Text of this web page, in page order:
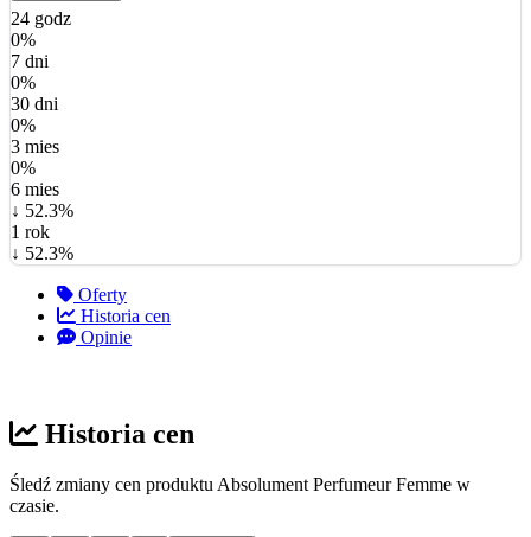
24 godz
0%
7 dni
0%
30 dni
0%
3 mies
0%
6 mies
↓ 52.3%
1 rok
↓ 52.3%
Oferty
Historia cen
Opinie
Historia cen
Śledź zmiany cen produktu Absolument Perfumeur Femme w
czasie.